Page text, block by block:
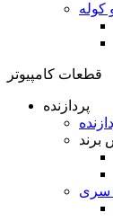
کوله
قطعات کامپیوتر
پردازنده
برند